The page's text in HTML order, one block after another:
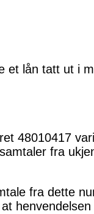
et lån tatt ut i
48010417
fra
fra dette
henvendelsen